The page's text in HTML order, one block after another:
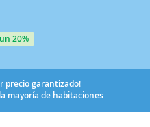
20%
precio garantizado!
mayoría de habitaciones